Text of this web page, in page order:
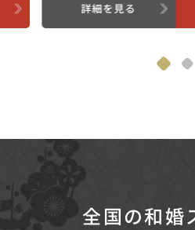
詳細を見る
全国の和婚